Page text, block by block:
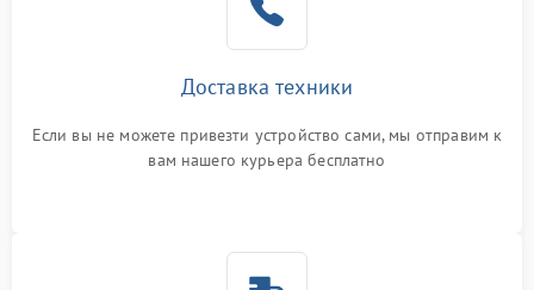
Доставка техники
Если вы не можете привезти устройство сами, мы отправим к
вам нашего курьера бесплатно